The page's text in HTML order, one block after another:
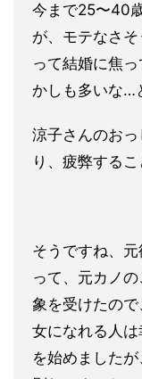
今まで25〜40
が、モテなさそ
って結婚に焦
かしも多いな…
涼子さんのおっ
り、疲弊するこ
そうですね、
って、元カノの
象を受けたの
女になれる人
を始めました